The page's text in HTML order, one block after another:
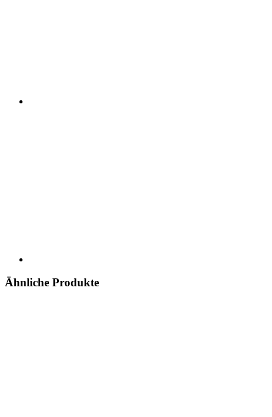
Ähnliche Produkte